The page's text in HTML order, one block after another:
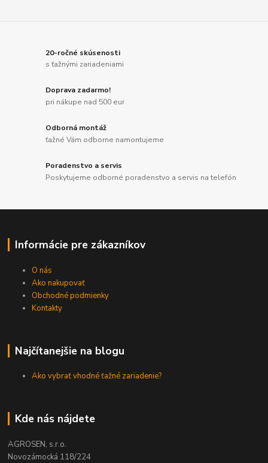
20-ročné skúsenosti
s ťažnými zariadeniami
Doprava zadarmo!
pri nákupe nad 500 eur
Odborná montáž
ťažné Vám odborne namontujeme
Poradenstvo a servis
Poskytujeme odborné poradenstvo a servis na telefón
Informácie pre zákazníkov
O nás
Ako nakupovať
Obchodné podmienky
Kontakty
Najčítanejšie na blogu
Ako vybrať vhodné ťažné zariadenie?
Kde nás nájdete
AGROSEN, s.r.o.
Novozámocká 118/224